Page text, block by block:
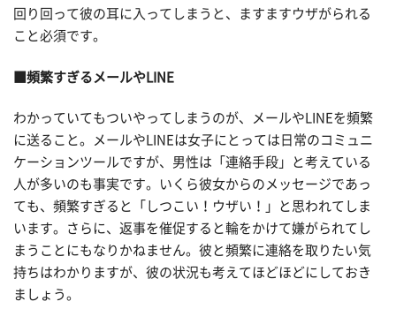
回り回って彼の耳に入ってしまうと、ますますウザがられる
こと必須です。
■頻繁すぎるメールやLINE
わかっていてもついやってしまうのが、メールやLINEを頻繁
に送ること。メールやLINEは女子にとっては日常のコミュニ
ケーションツールですが、男性は「連絡手段」と考えている
人が多いのも事実です。いくら彼女からのメッセージであっ
ても、頻繁すぎると「しつこい！ウザい！」と思われてしま
います。さらに、返事を催促すると輪をかけて嫌がられてし
まうことにもなりかねません。彼と頻繁に連絡を取りたい気
持ちはわかりますが、彼の状況も考えてほどほどにしておき
ましょう。